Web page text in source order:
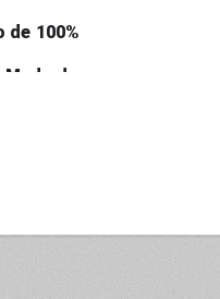
de 100%
de
um Grande